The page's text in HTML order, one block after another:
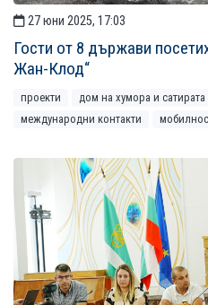
27 юни 2025, 17:03
Гости от 8 държави
Жан-Клод“
проекти дом на хумора и сатирата
международни контакти